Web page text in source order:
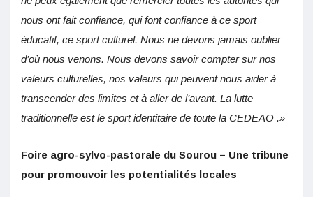
nous ont fait confiance, qui font confiance à ce sport
éducatif, ce sport culturel. Nous ne devons jamais oublier
d’où nous venons. Nous devons savoir compter sur nos
valeurs culturelles, nos valeurs qui peuvent nous aider à
transcender des limites et à aller de l’avant. La lutte
traditionnelle est le sport identitaire de toute la CEDEAO .»
Foire agro-sylvo-pastorale du Sourou – Une tribune
pour promouvoir les potentialités locales